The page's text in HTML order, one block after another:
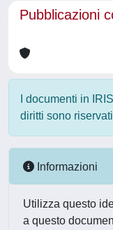
Pubblicazioni
I documenti in
diritti sono
Informazioni
Utilizza questo
a questo